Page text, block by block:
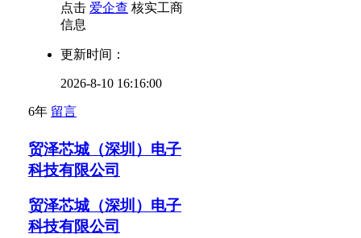
点击 爱企查 核实工商
信息
更新时间：
2026-8-10 16:16:00
6年 留言
贸泽芯城（深圳）电子
科技有限公司
贸泽芯城（深圳）电子
科技有限公司